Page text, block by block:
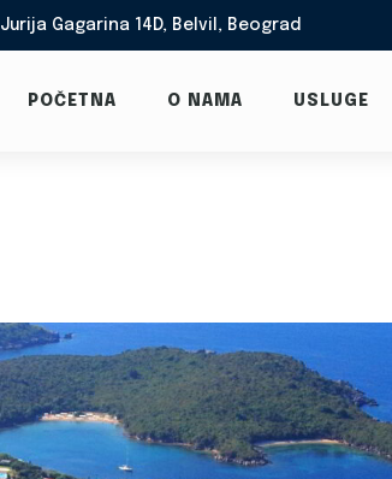
Jurija Gagarina 14D, Belvil, Beograd
POČETNA O NAMA USLUGE